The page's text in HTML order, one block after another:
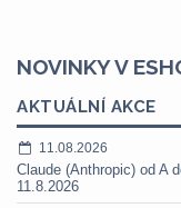
NOVINKY V
AKTUÁLNÍ AKCE
11.08.2026
Claude (Anthropic) od A
11.8.2026